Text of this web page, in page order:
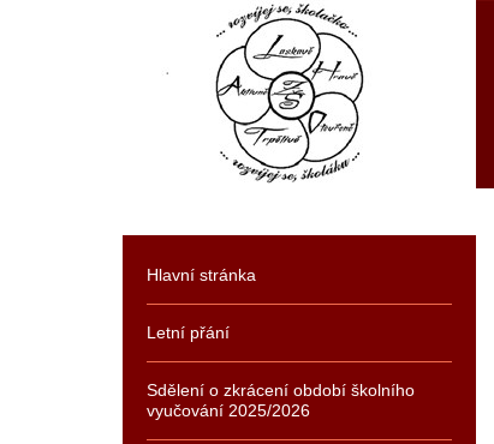
Hlavní stránka
Letní přání
Sdělení o zkrácení období školního
vyučování 2025/2026